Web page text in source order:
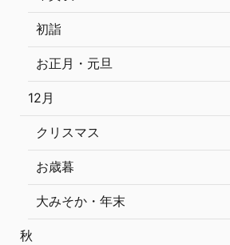
初詣
お正月・元旦
12月
クリスマス
お歳暮
大みそか・年末
秋